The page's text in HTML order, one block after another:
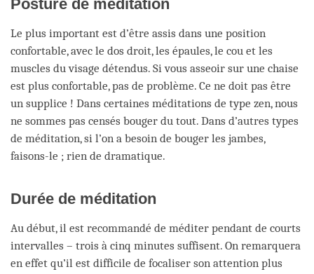
Posture de méditation
Le plus important est d’être assis dans une position
confortable, avec le dos droit, les épaules, le cou et les
muscles du visage détendus. Si vous asseoir sur une chaise
est plus confortable, pas de problème. Ce ne doit pas être
un supplice ! Dans certaines méditations de type zen, nous
ne sommes pas censés bouger du tout. Dans d’autres types
de méditation, si l’on a besoin de bouger les jambes,
faisons-le ; rien de dramatique.
Durée de méditation
Au début, il est recommandé de méditer pendant de courts
intervalles – trois à cinq minutes suffisent. On remarquera
en effet qu’il est difficile de focaliser son attention plus